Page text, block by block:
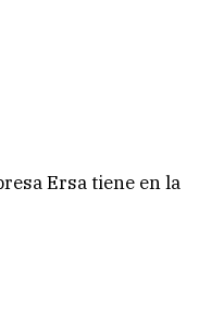
Ersa tiene en la